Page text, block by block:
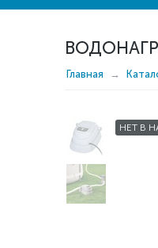
Главная
НЕТ В